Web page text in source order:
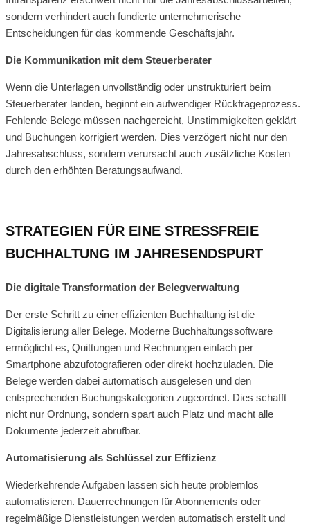
sondern verhindert auch fundierte unternehmerische
Entscheidungen für das kommende Geschäftsjahr.
Die Kommunikation mit dem Steuerberater
Wenn die Unterlagen unvollständig oder unstrukturiert beim
Steuerberater landen, beginnt ein aufwendiger Rückfrageprozess.
Fehlende Belege müssen nachgereicht, Unstimmigkeiten geklärt
und Buchungen korrigiert werden. Dies verzögert nicht nur den
Jahresabschluss, sondern verursacht auch zusätzliche Kosten
durch den erhöhten Beratungsaufwand.
STRATEGIEN FÜR EINE STRESSFREIE
BUCHHALTUNG IM JAHRESENDSPURT
Die digitale Transformation der Belegverwaltung
Der erste Schritt zu einer effizienten Buchhaltung ist die
Digitalisierung aller Belege. Moderne Buchhaltungssoftware
ermöglicht es, Quittungen und Rechnungen einfach per
Smartphone abzufotografieren oder direkt hochzuladen. Die
Belege werden dabei automatisch ausgelesen und den
entsprechenden Buchungskategorien zugeordnet. Dies schafft
nicht nur Ordnung, sondern spart auch Platz und macht alle
Dokumente jederzeit abrufbar.
Automatisierung als Schlüssel zur Effizienz
Wiederkehrende Aufgaben lassen sich heute problemlos
automatisieren. Dauerrechnungen für Abonnements oder
regelmäßige Dienstleistungen werden automatisch erstellt und